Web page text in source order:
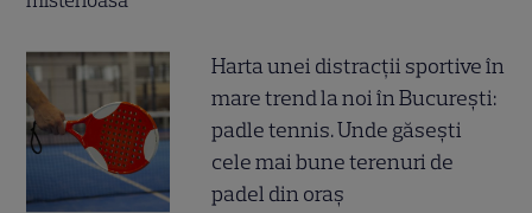
Harta unei distracții sportive în
mare trend la noi în București:
padle tennis. Unde găsești
cele mai bune terenuri de
padel din oraș